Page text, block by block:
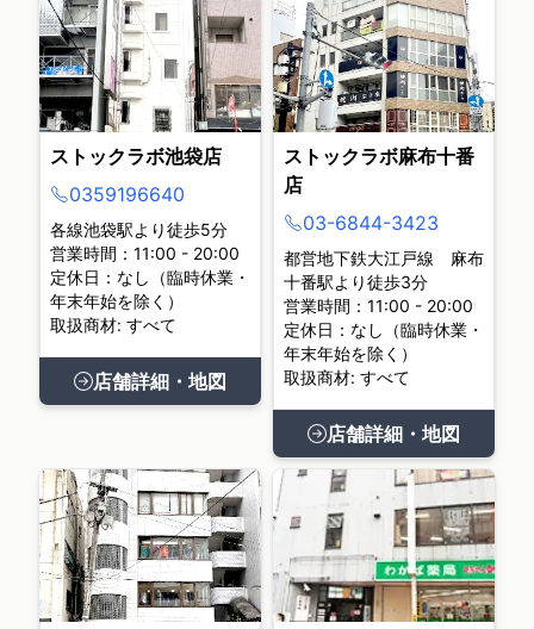
ストックラボ池袋店
0359196640
各線池袋駅より徒歩5分
営業時間：11:00 - 20:00
定休日：なし（臨時休業・
年末年始を除く）
取扱商材: すべて
店舗詳細・地図
ストックラボ麻布十番
店
03-6844-3423
都営地下鉄大江戸線 麻布
十番駅より徒歩3分
営業時間：11:00 - 20:00
定休日：なし（臨時休業・
年末年始を除く）
取扱商材: すべて
店舗詳細・地図